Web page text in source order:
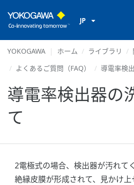
JP
YOKOGAWA ホーム ライブラリ
よくあるご質問（FAQ）
導電率検
導電率検出器の
て
2電極式の場合、検出器が汚れて
絶縁皮膜が形成されて、見かけ